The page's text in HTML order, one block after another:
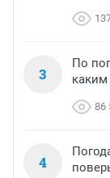
3
По
каким
86
4